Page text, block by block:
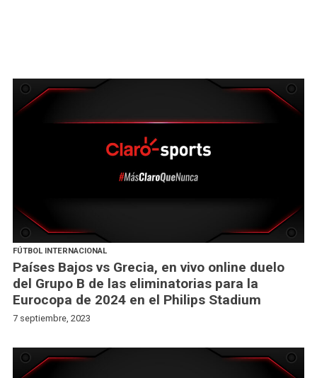
FÚTBOL INTERNACIONAL
Países Bajos vs Grecia, en vivo online duelo
del Grupo B de las eliminatorias para la
Eurocopa de 2024 en el Philips Stadium
7 septiembre, 2023